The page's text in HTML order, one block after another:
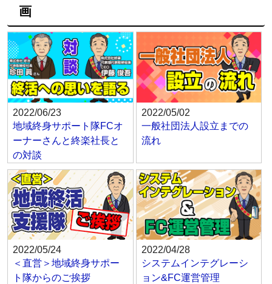
画
2022/06/23
地域終身サポート隊FCオ
ーナーさんと終楽社長と
の対談
2022/05/02
一般社団法人設立までの
流れ
2022/05/24
＜直営＞地域終身サポー
ト隊からのご挨拶
2022/04/28
システムインテグレーシ
ョン&FC運営管理